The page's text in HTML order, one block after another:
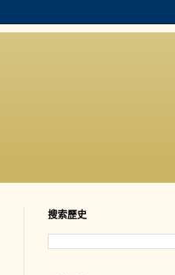
搜索歷史